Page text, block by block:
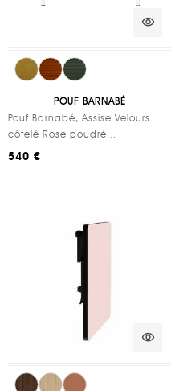
visibility
POUF BARNABÉ
Pouf Barnabé, Assise Velours
côtelé Rose poudré...
540 €
visibility